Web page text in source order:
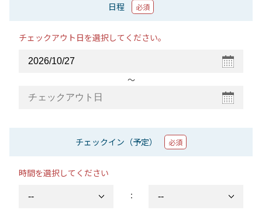
日程 必須
チェックアウト日を選択してください。
〜
チェックイン（予定） 必須
時間を選択してください
：